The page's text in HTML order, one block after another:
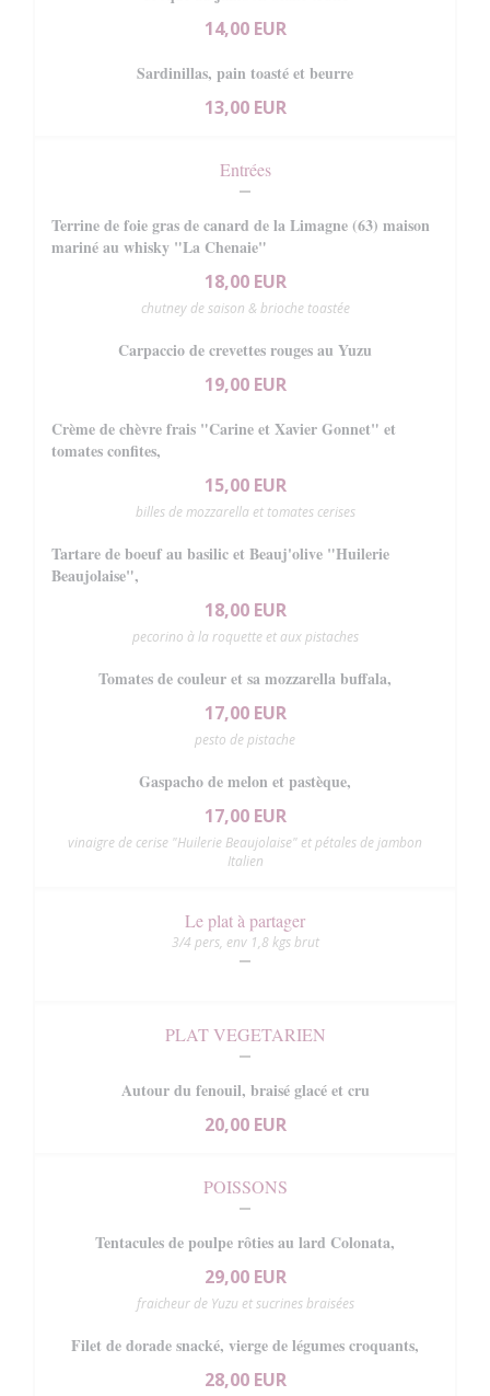
14,00 EUR
Sardinillas, pain toasté et beurre
13,00 EUR
Entrées
Terrine de foie gras de canard de la Limagne (63) maison
mariné au whisky "La Chenaie"
18,00 EUR
chutney de saison & brioche toastée
Carpaccio de crevettes rouges au Yuzu
19,00 EUR
Crème de chèvre frais "Carine et Xavier Gonnet" et
tomates confites,
15,00 EUR
billes de mozzarella et tomates cerises
Tartare de boeuf au basilic et Beauj'olive "Huilerie
Beaujolaise",
18,00 EUR
pecorino à la roquette et aux pistaches
Tomates de couleur et sa mozzarella buffala,
17,00 EUR
pesto de pistache
Gaspacho de melon et pastèque,
17,00 EUR
vinaigre de cerise "Huilerie Beaujolaise" et pétales de jambon
Italien
Le plat à partager
3/4 pers, env 1,8 kgs brut
PLAT VEGETARIEN
Autour du fenouil, braisé glacé et cru
20,00 EUR
POISSONS
Tentacules de poulpe rôties au lard Colonata,
29,00 EUR
fraicheur de Yuzu et sucrines braisées
Filet de dorade snacké, vierge de légumes croquants,
28,00 EUR